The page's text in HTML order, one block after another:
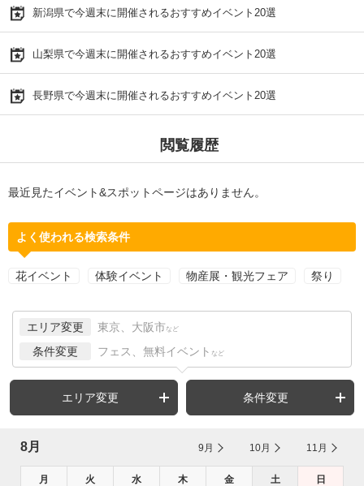
新潟県で今週末に開催されるおすすめイベント20選
山梨県で今週末に開催されるおすすめイベント20選
長野県で今週末に開催されるおすすめイベント20選
閲覧履歴
最近見たイベント&スポットページはありません。
よく使われる検索条件
花イベント 体験イベント 物産展・観光フェア 祭り
エリア変更 東京、大阪市 など
条件変更 フェス、無料イベント など
エリア変更 条件変更
8月 9月 10月 11月
月 火 水 木 金 土 日